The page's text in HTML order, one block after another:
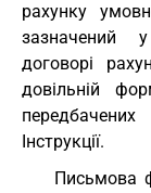
рахунку
зазначений
договорі
довільній
Інструкції.
Письмова